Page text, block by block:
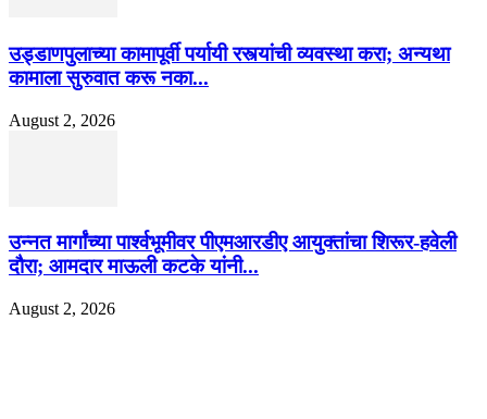
उड्डाणपुलाच्या कामापूर्वी पर्यायी रस्त्यांची व्यवस्था करा; अन्यथा
कामाला सुरुवात करू नका...
August 2, 2026
उन्नत मार्गांच्या पार्श्वभूमीवर पीएमआरडीए आयुक्तांचा शिरूर-हवेली
दौरा; आमदार माऊली कटके यांनी...
August 2, 2026